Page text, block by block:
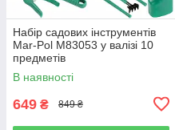
Набір садових інструментів
Mar-Pol M83053 у валізі 10
предметів
В наявності
649 ₴ 849 ₴